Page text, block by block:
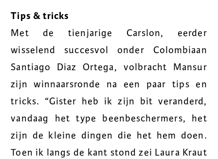
Tips & tricks
Met de tienjarige Carslon, eerder
wisselend succesvol onder Colombiaan
Santiago Diaz Ortega, volbracht Mansur
zijn winnaarsronde na een paar tips en
tricks. “Gister heb ik zijn bit veranderd,
vandaag het type beenbeschermers, het
zijn de kleine dingen die het hem doen.
Toen ik langs de kant stond zei Laura Kraut